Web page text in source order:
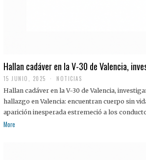
Hallan cadáver en la V-30 de Valencia,
15 JUNIO, 2025 NOTICIAS
Hallan cadáver en la V-30 de Valencia,
hallazgo en Valencia: encuentran cuerpo sin
aparición inesperada estremeció a los
More